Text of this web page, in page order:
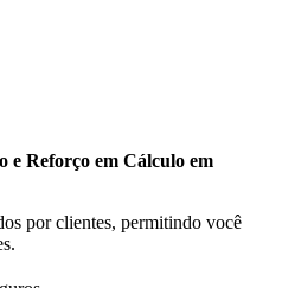
e Reforço em Cálculo em
por clientes, permitindo você